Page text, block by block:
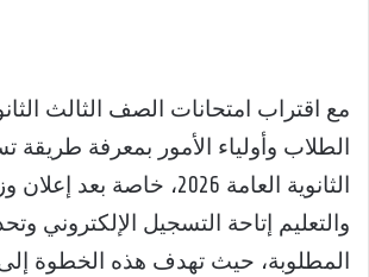
مع اقتراب امتحانات الصف الثالث
الطلاب وأولياء الأمور بمعرفة طريقة
الثانوية العامة 2026، خاصة بعد
والتعليم إتاحة التسجيل الإلكتروني
المطلوبة، حيث تهدف هذه الخطوة